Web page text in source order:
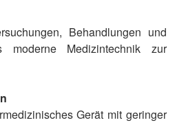
Behandlungen und
moderne Medizintechnik zur
Gerät mit geringer